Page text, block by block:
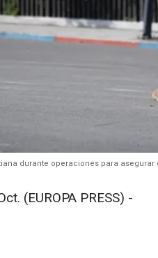
durante operaciones para
(EUROPA PRESS) -